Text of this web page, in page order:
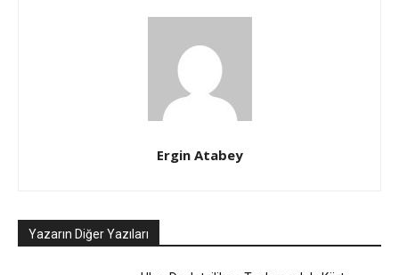
Ergin Atabey
Yazarın Diğer Yazıları